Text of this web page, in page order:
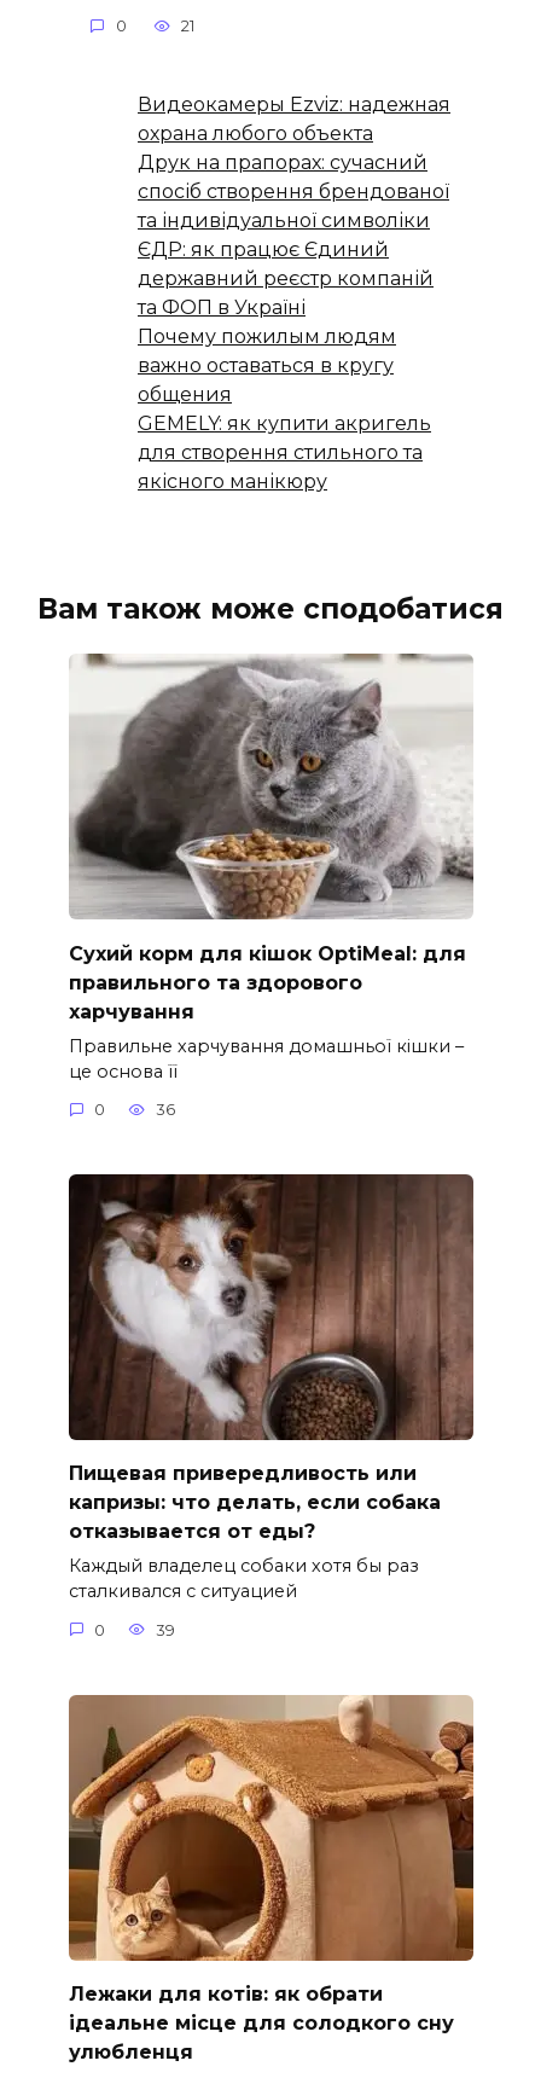
0 21
Видеокамеры Ezviz: надежная
охрана любого объекта
Друк на прапорах: сучасний
спосіб створення брендованої
та індивідуальної символіки
ЄДР: як працює Єдиний
державний реєстр компаній
та ФОП в Україні
Почему пожилым людям
важно оставаться в кругу
общения
GEMELY: як купити акригель
для створення стильного та
якісного манікюру
Вам також може сподобатися
Сухий корм для кішок OptiMeal: для
правильного та здорового
харчування
Правильне харчування домашньої кішки –
це основа її
0 36
Пищевая привередливость или
капризы: что делать, если собака
отказывается от еды?
Каждый владелец собаки хотя бы раз
сталкивался с ситуацией
0 39
Лежаки для котів: як обрати
ідеальне місце для солодкого сну
улюбленця